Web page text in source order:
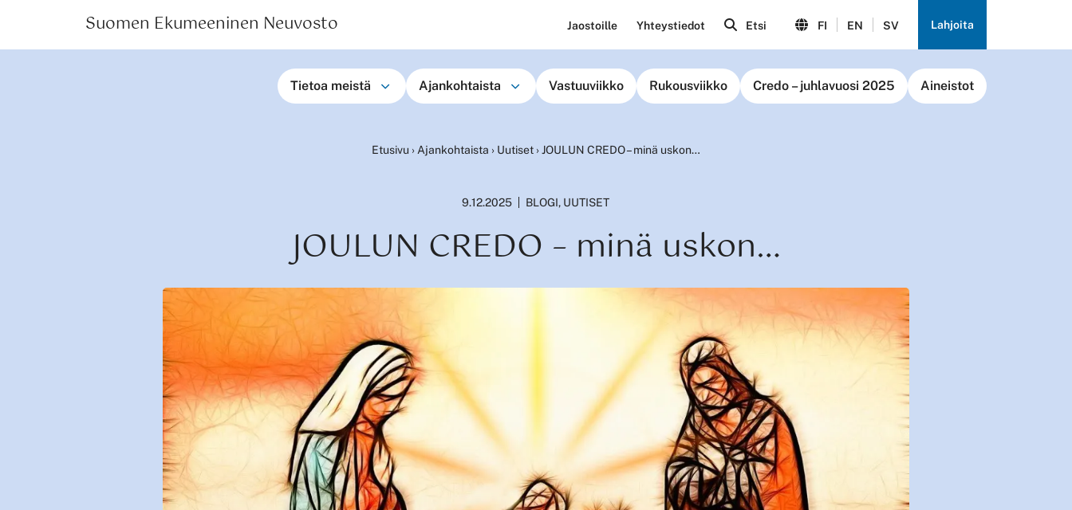
Suomen Ekumeeninen Neuvosto Jaostoille Yhteystiedot Etsi FI EN SV Lahjoita
Tietoa meistä Ajankohtaista Vastuuviikko Rukousviikko Credo – juhlavuosi 2025 Aineistot
Etusivu › Ajankohtaista › Uutiset›JOULUN CREDO – minä uskon…
9.12.2025 BLOGI, UUTISET
JOULUN CREDO – minä uskon…